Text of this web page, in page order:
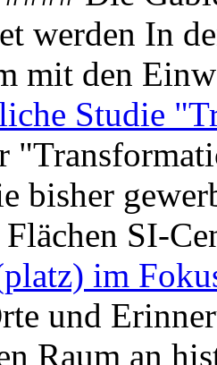
werden In
mit den
Studie
bisher
Flächen SI-
im
und
Raum an